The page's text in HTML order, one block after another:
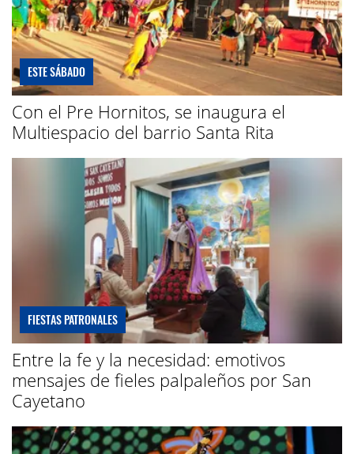
ESTE SÁBADO
Con el Pre Hornitos, se inaugura el
Multiespacio del barrio Santa Rita
FIESTAS PATRONALES
Entre la fe y la necesidad: emotivos
mensajes de fieles palpaleños por San
Cayetano